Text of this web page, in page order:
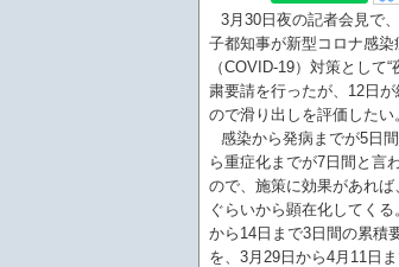
3月30日夜の記者会見で
子都知事が新型コロナ感染
（COVID-19）対策として“
粛要請を行ったが、12日が
ので滑り出しを評価したい
感染から発病までが5日
ら重症化までが7日間と言
ので、施策に効果があれば
ぐらいから顕在化してくる
から14日まで3日間の累積
を、3月29日から4月11日